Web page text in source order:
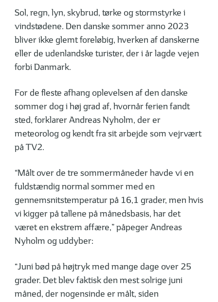
Sol, regn, lyn, skybrud, tørke og stormstyrke i
vindstødene. Den danske sommer anno 2023
bliver ikke glemt foreløbig, hverken af danskerne
eller de udenlandske turister, der i år lagde vejen
forbi Danmark.
For de fleste afhang oplevelsen af den danske
sommer dog i høj grad af, hvornår ferien fandt
sted, forklarer Andreas Nyholm, der er
meteorolog og kendt fra sit arbejde som vejrvært
på TV2.
“Målt over de tre sommermåneder havde vi en
fuldstændig normal sommer med en
gennemsnitstemperatur på 16,1 grader, men hvis
vi kigger på tallene på månedsbasis, har det
været en ekstrem affære,” påpeger Andreas
Nyholm og uddyber:
“Juni bød på højtryk med mange dage over 25
grader. Det blev faktisk den mest solrige juni
måned, der nogensinde er målt, siden